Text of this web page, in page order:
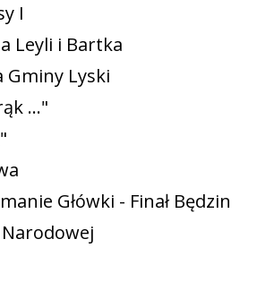
I
Leyli i Bartka
Gminy Lyski
..."
Główki - Finał Będzin